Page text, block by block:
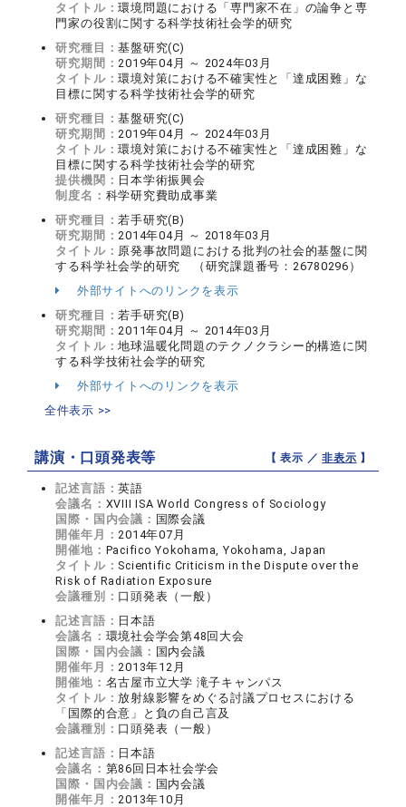
タイトル：環境問題における「専門家不在」の論争と専
門家の役割に関する科学技術社会学的研究
研究種目：基盤研究(C)
研究期間：2019年04月 ～ 2024年03月
タイトル：環境対策における不確実性と「達成困難」な
目標に関する科学技術社会学的研究
研究種目：基盤研究(C)
研究期間：2019年04月 ～ 2024年03月
タイトル：環境対策における不確実性と「達成困難」な
目標に関する科学技術社会学的研究
提供機関： 日本学術振興会
制度名： 科学研究費助成事業
研究種目：若手研究(B)
研究期間：2014年04月 ～ 2018年03月
タイトル： 原発事故問題における批判の社会的基盤に関
する科学社会学的研究 （研究課題番号：26780296）
外部サイトへのリンクを表示
研究種目：若手研究(B)
研究期間：2011年04月 ～ 2014年03月
タイトル：地球温暖化問題のテクノクラシー的構造に関
する科学技術社会学的研究
外部サイトへのリンクを表示
全件表示 >>
講演・口頭発表等 【 表示 ／非表示 】
記述言語：英語
会議名： XVIII ISA World Congress of Sociology
国際・国内会議： 国際会議
開催年月：2014年07月
開催地： Pacifico Yokohama, Yokohama, Japan
タイトル： Scientific Criticism in the Dispute over the
Risk of Radiation Exposure
会議種別： 口頭発表（一般）
記述言語： 日本語
会議名： 環境社会学会第48回大会
国際・国内会議： 国内会議
開催年月：2013年12月
開催地： 名古屋市立大学 滝子キャンパス
タイトル：放射線影響をめぐる討議プロセスにおける
「国際的合意」と負の自己言及
会議種別： 口頭発表（一般）
記述言語： 日本語
会議名： 第86回日本社会学会
国際・国内会議： 国内会議
開催年月：2013年10月